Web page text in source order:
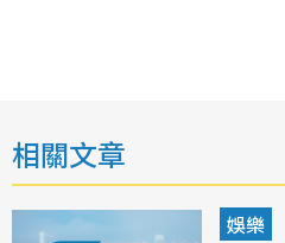
相關文章
娛樂